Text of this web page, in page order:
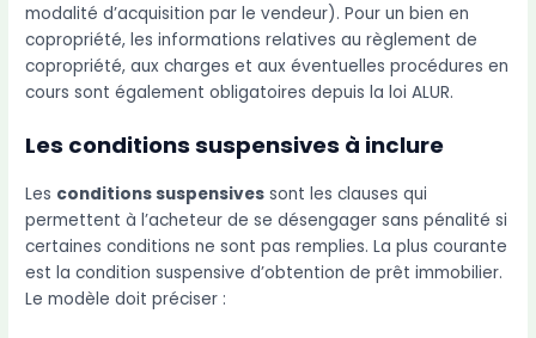
modalité d’acquisition par le vendeur). Pour un bien en
copropriété, les informations relatives au règlement de
copropriété, aux charges et aux éventuelles procédures en
cours sont également obligatoires depuis la loi ALUR.
Les conditions suspensives à inclure
Les conditions suspensives sont les clauses qui
permettent à l’acheteur de se désengager sans pénalité si
certaines conditions ne sont pas remplies. La plus courante
est la condition suspensive d’obtention de prêt immobilier.
Le modèle doit préciser :